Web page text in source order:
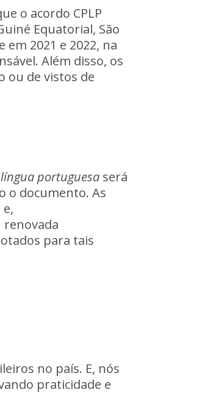
o acordo CPLP
Equatorial, São
em 2021 e 2022, na
Além disso, os
ou de vistos de
línguaportuguesa será
o documento. As
e,
renovada
para tais
no país. E, nós
praticidade e